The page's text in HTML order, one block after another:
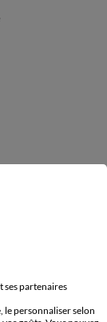
ses partenaires
le personnaliser selon